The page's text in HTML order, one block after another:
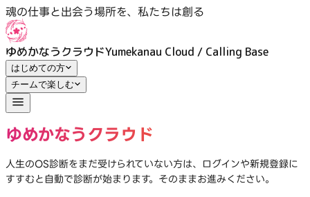
魂の仕事と出会う場所を、私たちは創る
ゆめかなうクラウドYumekanau Cloud / Calling Base
はじめての方
チームで楽しむ
ゆめかなうクラウド
人生のOS診断をまだ受けられていない方は、ログインや新規登録に
すすむと自動で診断が始まります。そのままお進みください。
魂の仕事の扉をひらく｜ログイン｜ゆめかなうクラウド